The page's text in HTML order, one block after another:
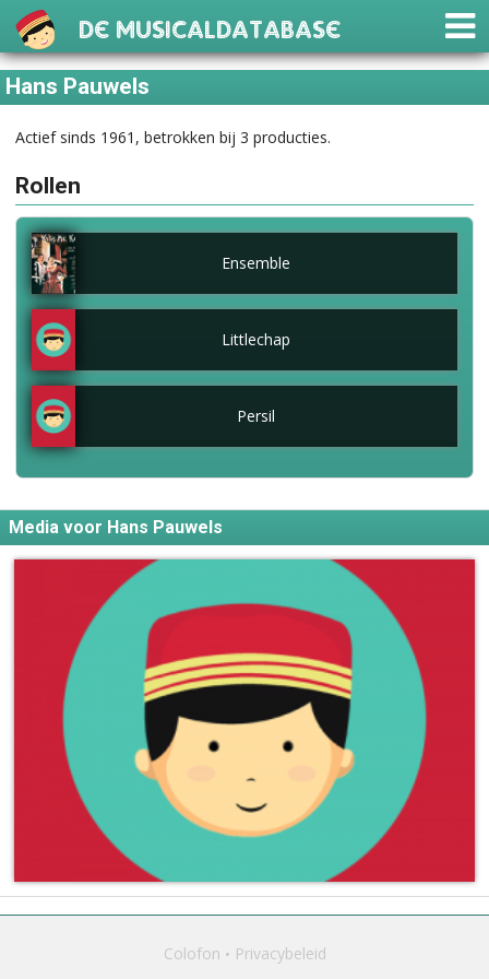
De Musicaldatabase
Hans Pauwels
Actief sinds 1961, betrokken bij 3 producties.
Rollen
Ensemble
Littlechap
Persil
Media voor Hans Pauwels
Colofon Privacybeleid